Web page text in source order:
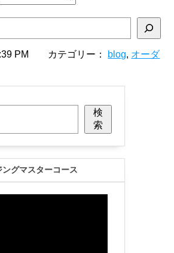
PM カテゴリー： blog, オーダ
検
索
ングマスターコース